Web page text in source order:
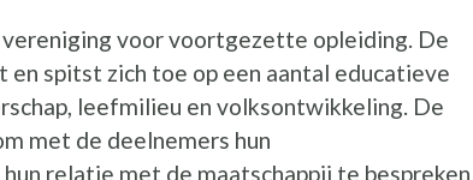
voor voortgezette opleiding. De
spitst zich toe op een aantal educatieve
leefmilieu en volksontwikkeling. De
met de deelnemers hun
relatie met de maatschappij te bespreken